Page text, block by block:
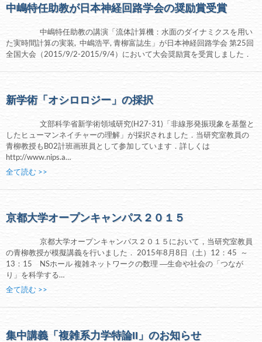
中嶋特任助教が日本神経回路学会の奨励賞受賞
中嶋特任助教の講演「流体計算機：水面のダイナミクスを用い
た実時間計算の実装, 中嶋浩平, 青柳富誌生」が日本神経回路学会 第25回
全国大会（2015/9/2-2015/9/4）において大会奨励賞を受賞しました．
新学術「オシロロジー」の採択
文部科学省新学術領域研究(H27-31)「非線形発振現象を基盤と
したヒューマンネイチャーの理解」が採択されました．当研究室教員の
青柳教授もB02計班画班員として参加しています．詳しくは
http://www.nips.a…
全て読む >>
京都大学オープンキャンパス２０１５
京都大学オープンキャンパス２０１５において，当研究室教員
の青柳教授が模擬講義を行いました． 2015年8月8日（土）12：45 ～
13：15 NSホール 複雑ネットワークの数理 ―生命や社会の「つなが
り」を科学する…
全て読む >>
集中講義「複雑系力学特論II」のお知らせ